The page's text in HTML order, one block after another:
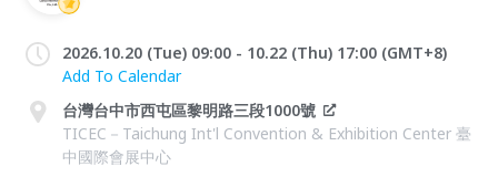
2026.10.20 (Tue) 09:00 - 10.22 (Thu) 17:00 (GMT+8)
Add To Calendar
台灣台中市西屯區黎明路三段1000號
TICEC－Taichung Int'l Convention & Exhibition Center 臺
中國際會展中心